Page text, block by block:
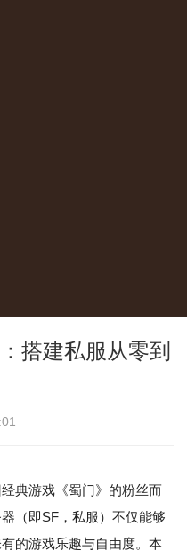
搭建私服从零到
典游戏《蜀门》的粉丝而
（即SF，私服）不仅能够
的游戏乐趣与自由度。本